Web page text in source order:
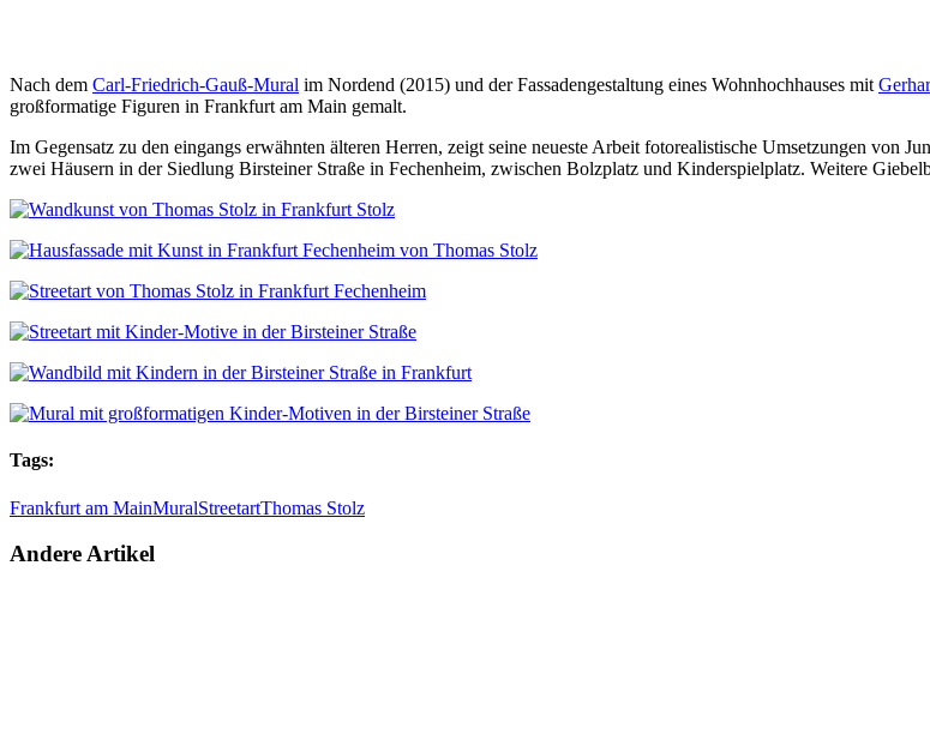
Nach dem Carl-Friedrich-Gauß-Mural im Nordend (2015) und der Fassadengestaltung eines Wohnhochhauses mit
großformatige Figuren in Frankfurt am Main gemalt.
Im Gegensatz zu den eingangs erwähnten älteren Herren, zeigt seine neueste Arbeit fotorealistische Umsetzungen von
zwei Häusern in der Siedlung Birsteiner Straße in Fechenheim, zwischen Bolzplatz und Kinderspielplatz. Weitere
Tags:
Frankfurt am MainMuralStreetartThomas Stolz
Andere Artikel